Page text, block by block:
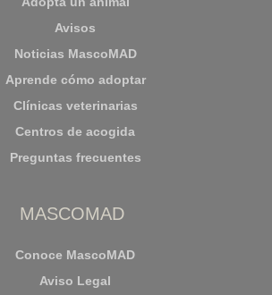
Avisos
Noticias MascoMAD
Aprende cómo adoptar
Clínicas veterinarias
Centros de acogida
Preguntas frecuentes
MASCOMAD
Conoce MascoMAD
Aviso Legal